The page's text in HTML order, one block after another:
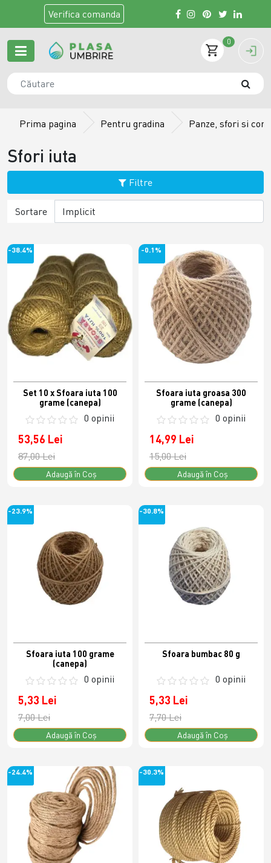
Verifica comanda
0
Prima pagina Pentru gradina Panze, sfori si
Sfori iuta
Filtre
Sortare
-38.4%
Set 10 x Sfoara iuta 100
grame (canepa)
0 opinii
53,56 Lei
87,00 Lei
Adaugă în Coş
-0.1%
Sfoara iuta groasa 300
grame (canepa)
0 opinii
14,99 Lei
15,00 Lei
Adaugă în Coş
-23.9%
Sfoara iuta 100 grame
(canepa)
0 opinii
5,33 Lei
7,00 Lei
Adaugă în Coş
-30.8%
Sfoara bumbac 80 g
0 opinii
5,33 Lei
7,70 Lei
Adaugă în Coş
-24.4% -30.3%